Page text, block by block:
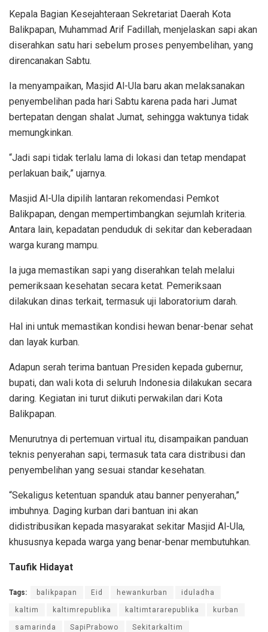
Kepala Bagian Kesejahteraan Sekretariat Daerah Kota
Balikpapan, Muhammad Arif Fadillah, menjelaskan sapi akan
diserahkan satu hari sebelum proses penyembelihan, yang
direncanakan Sabtu.
Ia menyampaikan, Masjid Al-Ula baru akan melaksanakan
penyembelihan pada hari Sabtu karena pada hari Jumat
bertepatan dengan shalat Jumat, sehingga waktunya tidak
memungkinkan.
“Jadi sapi tidak terlalu lama di lokasi dan tetap mendapat
perlakuan baik,” ujarnya.
Masjid Al-Ula dipilih lantaran rekomendasi Pemkot
Balikpapan, dengan mempertimbangkan sejumlah kriteria.
Antara lain, kepadatan penduduk di sekitar dan keberadaan
warga kurang mampu.
Ia juga memastikan sapi yang diserahkan telah melalui
pemeriksaan kesehatan secara ketat. Pemeriksaan
dilakukan dinas terkait, termasuk uji laboratorium darah.
Hal ini untuk memastikan kondisi hewan benar-benar sehat
dan layak kurban.
Adapun serah terima bantuan Presiden kepada gubernur,
bupati, dan wali kota di seluruh Indonesia dilakukan secara
daring. Kegiatan ini turut diikuti perwakilan dari Kota
Balikpapan.
Menurutnya di pertemuan virtual itu, disampaikan panduan
teknis penyerahan sapi, termasuk tata cara distribusi dan
penyembelihan yang sesuai standar kesehatan.
“Sekaligus ketentuan spanduk atau banner penyerahan,”
imbuhnya. Daging kurban dari bantuan ini akan
didistribusikan kepada masyarakat sekitar Masjid Al-Ula,
khususnya kepada warga yang benar-benar membutuhkan.
Taufik Hidayat
Tags: balikpapan Eid hewankurban iduladha
kaltim kaltimrepublika kaltimtararepublika kurban
samarinda SapiPrabowo Sekitarkaltim